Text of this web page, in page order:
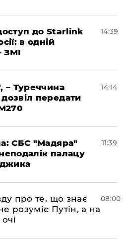
до Starlink
в одній
ЗМІ
14:39
– Туреччина
передати
14:14
СБС "Мадяра"
палацу
11:39
про те, що знає
розуміє Путін, а на
08:00